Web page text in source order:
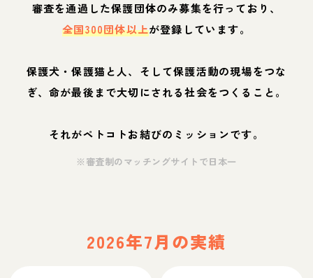
審査を通過した保護団体のみ募集を行っており、
全国300団体以上が登録しています。
保護犬・保護猫と人、そして保護活動の現場をつな
ぎ、命が最後まで大切にされる社会をつくること。
それがペトコトお結びのミッションです。
※審査制のマッチングサイトで日本一
2026年7月の実績